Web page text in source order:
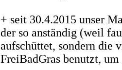
+ seit 30.4.2015 unser
der so anständig (weil
aufschüttet, sondern die
FreiBadGras benutzt,